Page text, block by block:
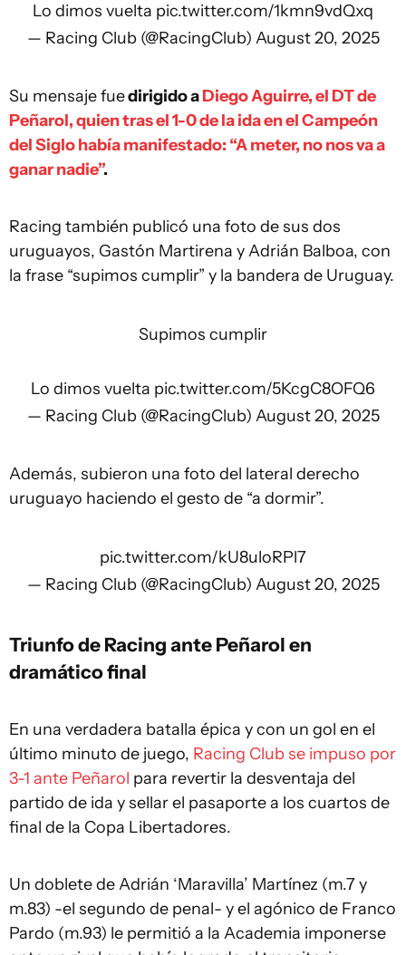
Lo dimos vuelta pic.twitter.com/1kmn9vdQxq
— Racing Club (@RacingClub) August 20, 2025
Su mensaje fuedirigido aDiego Aguirre, el DT de
Peñarol, quien tras el 1-0 de la ida en el Campeón
del Siglo había manifestado: “A meter, no nos va a
ganar nadie”.
Racing también publicó una foto de sus dos
uruguayos, Gastón Martirena y Adrián Balboa, con
la frase “supimos cumplir” y la bandera de Uruguay.
Supimos cumplir
Lo dimos vuelta pic.twitter.com/5KcgC8OFQ6
— Racing Club (@RacingClub) August 20, 2025
Además, subieron una foto del lateral derecho
uruguayo haciendo el gesto de “a dormir”.
pic.twitter.com/kU8uloRPl7
— Racing Club (@RacingClub) August 20, 2025
Triunfo de Racing ante Peñarol en
dramático final
En una verdadera batalla épica y con un gol en el
último minuto de juego, Racing Club se impuso por
3-1 ante Peñarol para revertir la desventaja del
partido de ida y sellar el pasaporte a los cuartos de
final de la Copa Libertadores.
Un doblete de Adrián ‘Maravilla’ Martínez (m.7 y
m.83) -el segundo de penal- y el agónico de Franco
Pardo (m.93) le permitió a la Academia imponerse